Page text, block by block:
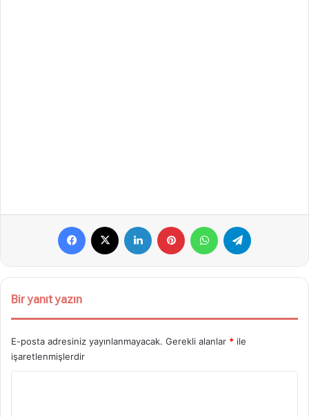
Facebook LinkedIn Pinterest WhatsApp
Bir yanıt yazın
E-posta adresiniz yayınlanmayacak. Gerekli alanlar * ile
işaretlenmişlerdir